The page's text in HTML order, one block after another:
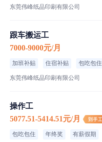
东莞伟峰纸品印刷有限公司
跟车搬运工
7000-9000元/月
加班补贴 住宿补贴 包吃包住
东莞伟峰纸品印刷有限公司
操作工
5077.51-5414.51元/月
包吃包住 年终奖 有薪假期